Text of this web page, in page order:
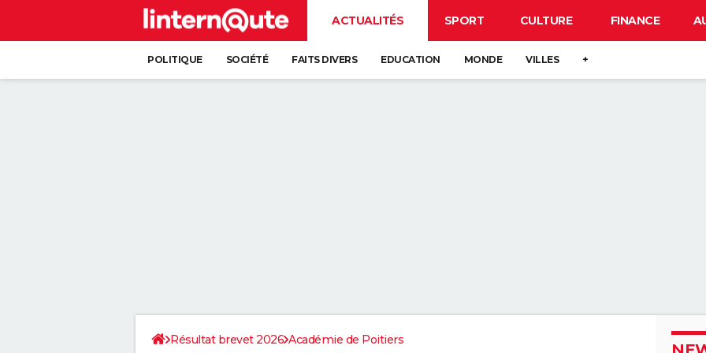
ACTUALITÉS SPORT CULTURE FINANCE
POLITIQUE SOCIÉTÉ FAITS DIVERS EDUCATION MONDE VILLES +
Résultat brevet 2026 Académie de Poitiers